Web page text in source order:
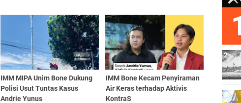
IMM MIPA Unim Bone Dukung
Polisi Usut Tuntas Kasus
Andrie Yunus
IMM Bone Kecam Penyiraman
Air Keras terhadap Aktivis
KontraS